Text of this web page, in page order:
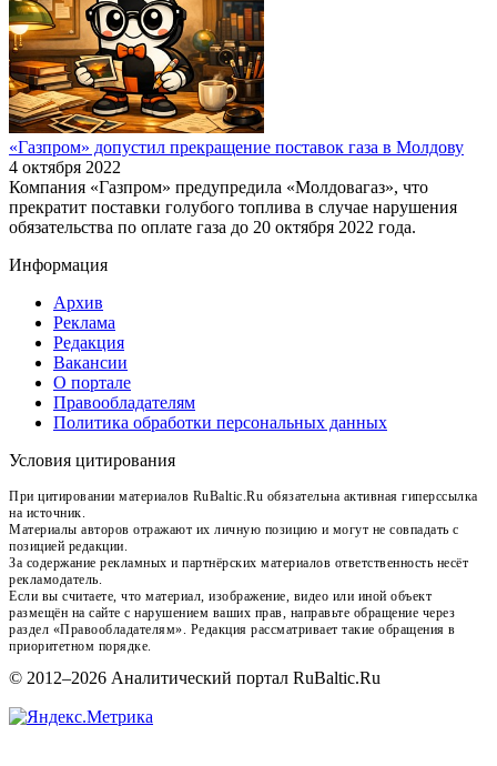
«Газпром» допустил прекращение поставок газа в Молдову
4 октября 2022
Компания «Газпром» предупредила «Молдовагаз», что
прекратит поставки голубого топлива в случае нарушения
обязательства по оплате газа до 20 октября 2022 года.
Информация
Архив
Реклама
Редакция
Вакансии
О портале
Правообладателям
Политика обработки персональных данных
Условия цитирования
При цитировании материалов RuBaltic.Ru обязательна активная гиперссылка
на источник.
Материалы авторов отражают их личную позицию и могут не совпадать с
позицией редакции.
За содержание рекламных и партнёрских материалов ответственность несёт
рекламодатель.
Если вы считаете, что материал, изображение, видео или иной объект
размещён на сайте с нарушением ваших прав, направьте обращение через
раздел «Правообладателям». Редакция рассматривает такие обращения в
приоритетном порядке.
© 2012–2026 Аналитический портал RuBaltic.Ru